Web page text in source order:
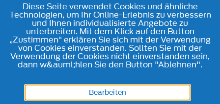
Diese Seite verwendet Cookies und ähnliche
Technologien, um Ihr Online-Erlebnis zu verbessern
und Ihnen individualisierte Angebote zu
unterbreiten. Mit dem Klick auf den Button
„Zustimmen“ erklären Sie sich mit der Verwendung
von Cookies einverstanden. Sollten Sie mit der
Verwendung der Cookies nicht einverstanden sein,
dann w&auml;hlen Sie den Button "Ablehnen".
Bearbeiten